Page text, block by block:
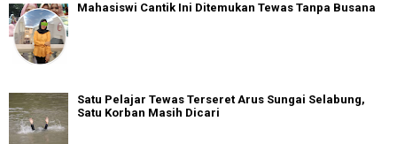
Mahasiswi Cantik Ini Ditemukan Tewas Tanpa Busana
Satu Pelajar Tewas Terseret Arus Sungai Selabung,
Satu Korban Masih Dicari